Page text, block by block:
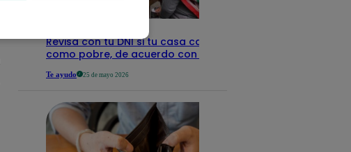
Revisa con tu DNI si tu casa califica
como pobre, de acuerdo con el Sisfoh
Te ayudo 25 de mayo 2026